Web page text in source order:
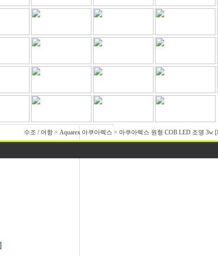
수조 / 어항 > Aquarex 아쿠아렉스 > 아쿠아렉스 원형 COB LED 조명 3w